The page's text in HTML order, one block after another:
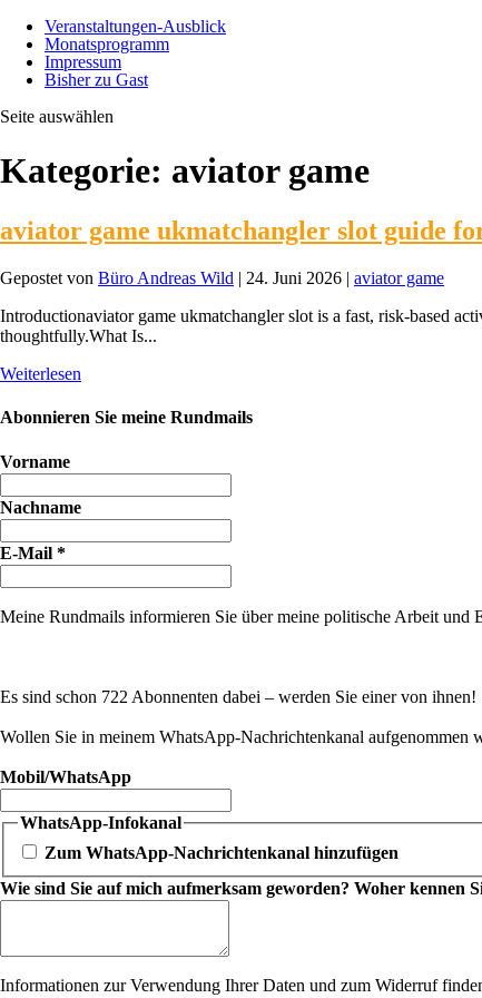
Veranstaltungen-Ausblick
Monatsprogramm
Impressum
Bisher zu Gast
Seite auswählen
Kategorie: aviator game
aviator game ukmatchangler slot guide
Gepostet von Büro Andreas Wild | 24. Juni 2026 | aviator game
Introductionaviator game ukmatchangler slot is a fast, risk-based
thoughtfully.What Is...
Weiterlesen
Abonnieren Sie meine Rundmails
Vorname
Nachname
E-Mail *
Meine Rundmails informieren Sie über meine politische Arbeit
Es sind schon 722 Abonnenten dabei – werden Sie einer von ihnen!
Wollen Sie in meinem WhatsApp-Nachrichtenkanal aufgenommen
Mobil/WhatsApp
WhatsApp-Infokanal
Zum WhatsApp-Nachrichtenkanal hinzufügen
Wie sind Sie auf mich aufmerksam geworden? Woher
Informationen zur Verwendung Ihrer Daten und zum Widerruf